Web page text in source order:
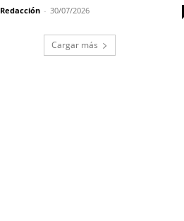
- 30/07/2026
Cargar más